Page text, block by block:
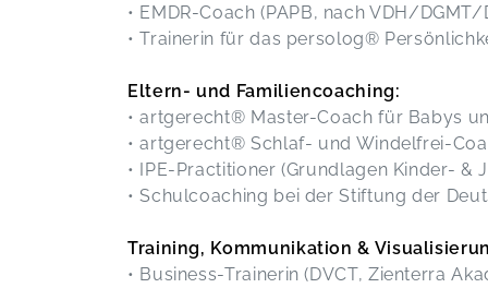
• EMDR-Coach (PAPB, nach VDH/DGMT/
• Trainerin für das persolog®
Eltern- und Familiencoaching:
• artgerecht® Master-Coach für Babys
• artgerecht® Schlaf- und Windelfrei-
• IPE-Practitioner (Grundlagen Kinder- &
• Schulcoaching bei der Stiftung der
Training, Kommunikation &
• Business-Trainerin (DVCT, Zienterra